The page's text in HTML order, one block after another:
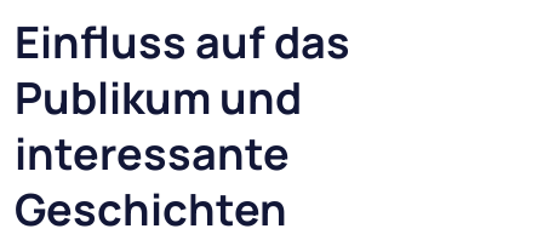
Einfluss auf das
Publikum und
interessante
Geschichten